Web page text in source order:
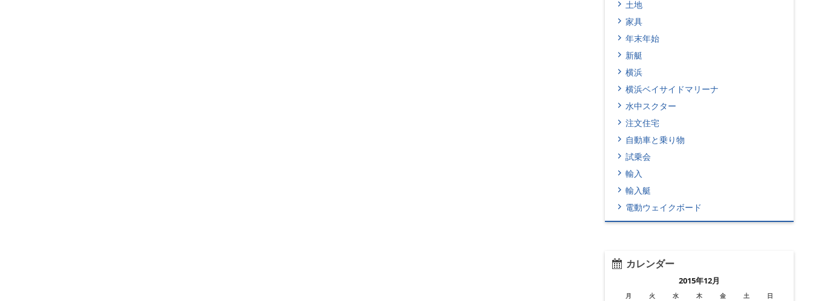
土地
家具
年末年始
新艇
横浜
横浜ベイサイドマリーナ
水中スクター
注文住宅
自動車と乗り物
試乗会
輸入
輸入艇
電動ウェイクボード
カレンダー
2015年12月
月 火 水 木 金 土 日